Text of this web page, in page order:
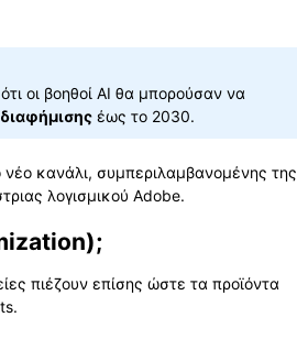
οι βοηθοί AI θα μπορούσαν να
έως το 2030.
κανάλι, συμπεριλαμβανομένης της
λογισμικού Adobe.
πιέζουν επίσης ώστε τα προϊόντα